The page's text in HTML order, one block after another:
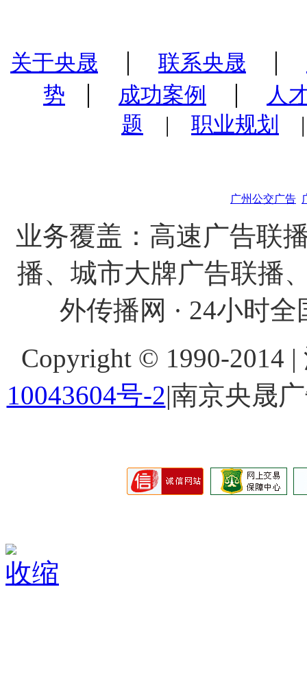
关于央晟 | 联系央晟 |
势
| 成功案例 |
人
题 | 职业规划
广州公交广告
业务覆盖：高速广告联
播、城市大牌广告联播
外传播网 · 24小时
Copyright © 1990-2014
10043604号-2|南京央晟
收缩